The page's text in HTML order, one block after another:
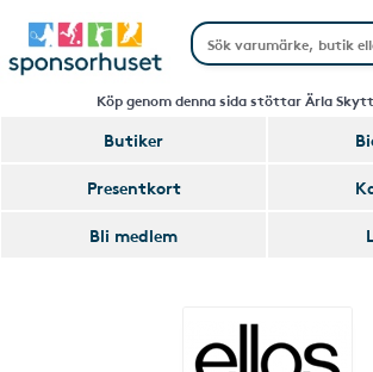
Köp genom denna sida stöttar Ärla
Butiker
Presentkort
Bli medlem